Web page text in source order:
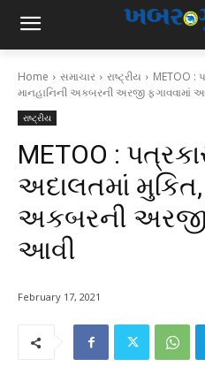
Home સમાચાર રાષ્ટ્રીય
METOO :
માનહાનિની અકબરની અરજી ફગાવવામાં
રાષ્ટ્રીય
METOO :
અદાલતમાં મુકિત,
અકબરની અરજી
આવી
February 17, 2021